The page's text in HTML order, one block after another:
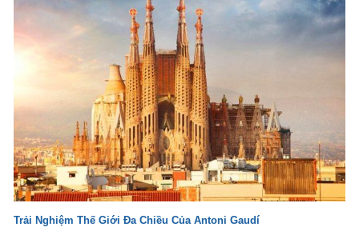
Trải Nghiệm Thế Giới Đa Chiều Của Antoni Gaudí